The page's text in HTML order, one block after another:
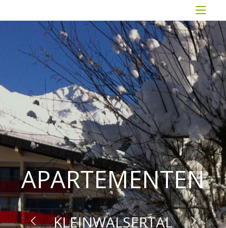
APARTEMENTEN
KLEINWALSERTAL